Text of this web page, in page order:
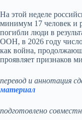
На этой неделе
минимум 17 человек и
погибли люди в
ООН, в 2026 году число
как война,
проявляет признаков
перевод и аннотация
материал
подготовлено